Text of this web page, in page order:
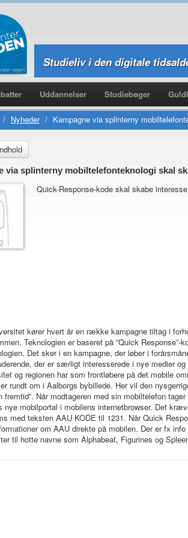
Studieliv i den digitale
Uddannelser Studiebøger
/ Nyheder / Kampagne via splinterny
via splinterny mobiltelefonteknologi skal
Quick-Response-kode skal skabe
kører hvert år en række kampagne tiltag i
Teknologien er baseret på ”Quick
Det sker i en kampagne, der løber i
der er særligt interesserede i nye medier
og regionen har som frontløbere på det mobile
rundt om i Aalborgs bybillede. Her vil den
fremtid”. Når modtageren med sin mobiltelefon
nye mobilportal i mobilens internetbrowser. Det
med teksten AAU KODE til 1231. Når Quick
om AAU direkte på mobilen. Der er fx
til hotte navne som Alphabeat, Figurines og